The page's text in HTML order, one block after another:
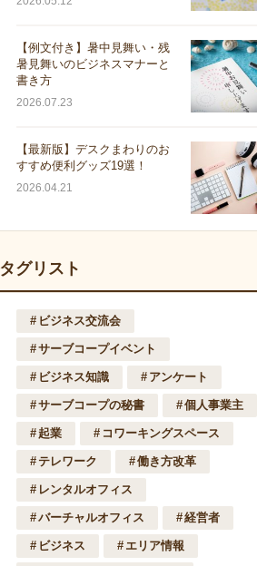
【例文付き】暑中見舞い・残
暑見舞いのビジネスマナーと
書き方
2026.07.23
【最新版】デスクまわりのお
すすめ便利グッズ19選！
2026.04.21
タグリスト
ビジネス交流会
サーブコープイベント
ビジネス知識 アンケート
サーブコープの秘書 個人事業主
起業 コワーキングスペース
テレワーク 働き方改革
レンタルオフィス
バーチャルオフィス 経営者
ビジネス エリア情報